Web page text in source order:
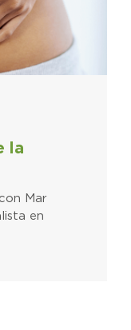
la
Mar
en